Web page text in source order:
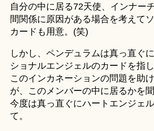
自分の中に居る72天使、インナー
間関係に原因がある場合を考えて
カードも用意。(笑)
しかし、ペンデュラムは真っ直ぐ
ショナルエンジェルのカードを指し
このインカネーションの問題を助
が、このメンバーの中に居るかを聞
今度は真っ直ぐにハートエンジェ
て。